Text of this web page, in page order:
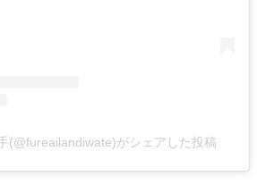
(@fureailandiwate)がシェアした投稿